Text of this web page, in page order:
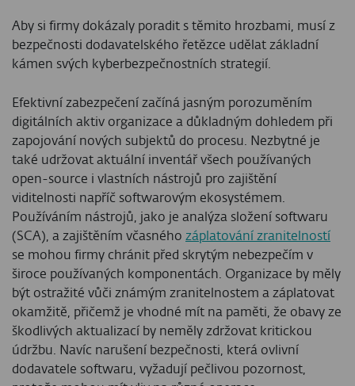
Aby si firmy dokázaly poradit s těmito hrozbami, musí z
bezpečnosti dodavatelského řetězce udělat základní
kámen svých kyberbezpečnostních strategií.
Efektivní zabezpečení začíná jasným porozuměním
digitálních aktiv organizace a důkladným dohledem při
zapojování nových subjektů do procesu. Nezbytné je
také udržovat aktuální inventář všech používaných
open-source i vlastních nástrojů pro zajištění
viditelnosti napříč softwarovým ekosystémem.
Používáním nástrojů, jako je analýza složení softwaru
(SCA), a zajištěním včasného záplatování zranitelností
se mohou firmy chránit před skrytým nebezpečím v
široce používaných komponentách. Organizace by měly
být ostražité vůči známým zranitelnostem a záplatovat
okamžitě, přičemž je vhodné mít na paměti, že obavy ze
škodlivých aktualizací by neměly zdržovat kritickou
údržbu. Navíc narušení bezpečnosti, která ovlivní
dodavatele softwaru, vyžadují pečlivou pozornost,